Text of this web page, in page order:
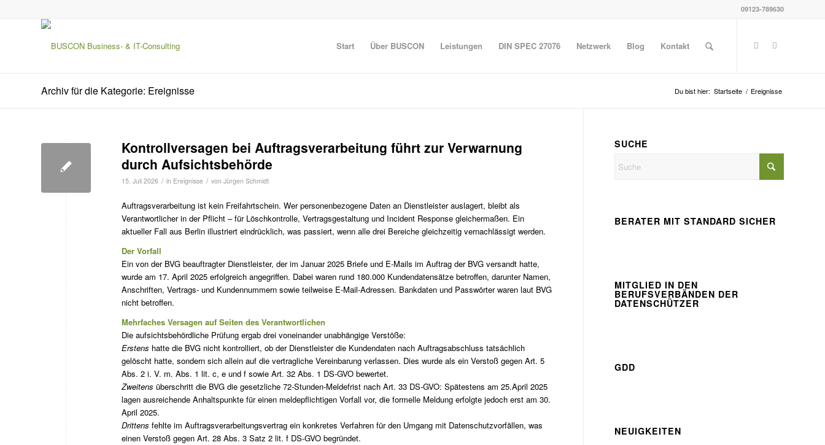
09123-789630
Start Über BUSCON Leistungen DIN SPEC 27076 Netzwerk Blog Kontakt
Archiv für die Kategorie: Ereignisse Du bist hier: Startseite / Ereignisse
Kontrollversagen bei Auftragsverarbeitung führt zur Verwarnung
durch Aufsichtsbehörde
15. Juli 2026 / in Ereignisse / von Jürgen Schmidt
Auftragsverarbeitung ist kein Freifahrtschein. Wer personenbezogene Daten an Dienstleister auslagert, bleibt als
Verantwortlicher in der Pflicht – für Löschkontrolle, Vertragsgestaltung und Incident Response gleichermaßen. Ein
aktueller Fall aus Berlin illustriert eindrücklich, was passiert, wenn alle drei Bereiche gleichzeitig vernachlässigt werden.
Der Vorfall
Ein von der BVG beauftragter Dienstleister, der im Januar 2025 Briefe und E-Mails im Auftrag der BVG versandt hatte,
wurde am 17. April 2025 erfolgreich angegriffen. Dabei waren rund 180.000 Kundendatensätze betroffen, darunter Namen,
Anschriften, Vertrags- und Kundennummern sowie teilweise E-Mail-Adressen. Bankdaten und Passwörter waren laut BVG
nicht betroffen.
Mehrfaches Versagen auf Seiten des Verantwortlichen
Die aufsichtsbehördliche Prüfung ergab drei voneinander unabhängige Verstöße:
Erstens hatte die BVG nicht kontrolliert, ob der Dienstleister die Kundendaten nach Auftragsabschluss tatsächlich
gelöscht hatte, sondern sich allein auf die vertragliche Vereinbarung verlassen. Dies wurde als ein Verstoß gegen Art. 5
Abs. 2 i. V. m. Abs. 1 lit. c, e und f sowie Art. 32 Abs. 1 DS-GVO bewertet.
Zweitens überschritt die BVG die gesetzliche 72-Stunden-Meldefrist nach Art. 33 DS-GVO: Spätestens am 25.April 2025
lagen ausreichende Anhaltspunkte für einen meldepflichtigen Vorfall vor, die formelle Meldung erfolgte jedoch erst am 30.
April 2025.
Drittens fehlte im Auftragsverarbeitungsvertrag ein konkretes Verfahren für den Umgang mit Datenschutzvorfällen, was
einen Verstoß gegen Art. 28 Abs. 3 Satz 2 lit. f DS-GVO begründet.
SUCHE
BERATER MIT STANDARD SICHER
MITGLIED IN DEN
BERUFSVERBÄNDEN DER
DATENSCHÜTZER
GDD
NEUIGKEITEN